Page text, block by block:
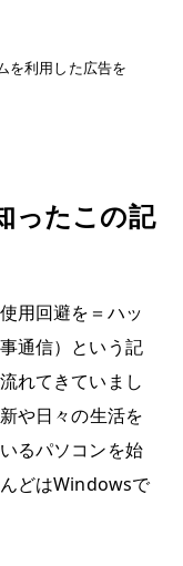
を利用した広告を
ったこの記
用回避を＝ハッ
通信） という記
れてきていまし
や日々の生活を
るパソコンを始
どはWindowsで